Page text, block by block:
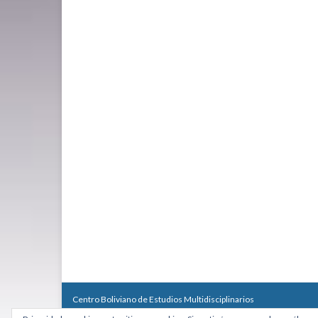
Centro Boliviano de Estudios Multidisciplinarios
Calle Macario Pinilla # 2588 esq. Av. Arce, Edificio Arcadia,